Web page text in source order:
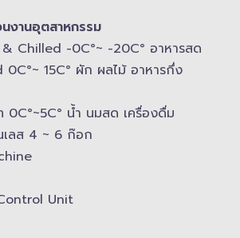
งานอุตสาหกรรม
Chilled -​0C°~ -​20C° อาหารสด
15C° ผัก ผลไม้ อาหารกึ่ง
0C°~5C° น้ำ นมสด เครื่องดื่ม
ลส​ 4 ~ 6 ก๊อก
Unit